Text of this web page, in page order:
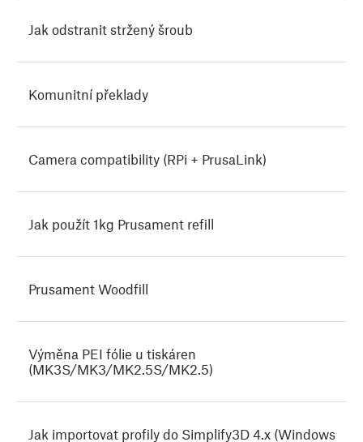
Jak odstranit stržený šroub
Komunitní překlady
Camera compatibility (RPi + PrusaLink)
Jak použít 1kg Prusament refill
Prusament Woodfill
Výměna PEI fólie u tiskáren
(MK3S/MK3/MK2.5S/MK2.5)
Jak importovat profily do Simplify3D 4.x (Windows